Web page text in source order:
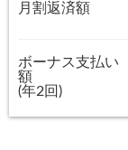
月割返済額
ボーナス支払い
額
(年2回)